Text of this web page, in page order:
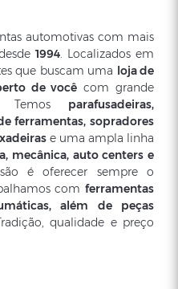
automotivas com mais
1994. Localizados em
que buscam uma loja de
de você com grande
Temos parafusadeiras,
ferramentas, sopradores
e uma ampla linha
mecânica, auto centers e
é oferecer sempre o
com ferramentas
além de peças
qualidade e preço